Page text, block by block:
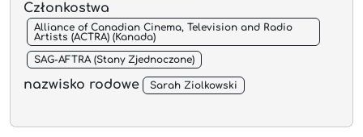
Członkostwa
Alliance of Canadian Cinema, Television and Radio
Artists (ACTRA) (Kanada)
SAG-AFTRA (Stany Zjednoczone)
nazwisko rodowe Sarah Ziolkowski